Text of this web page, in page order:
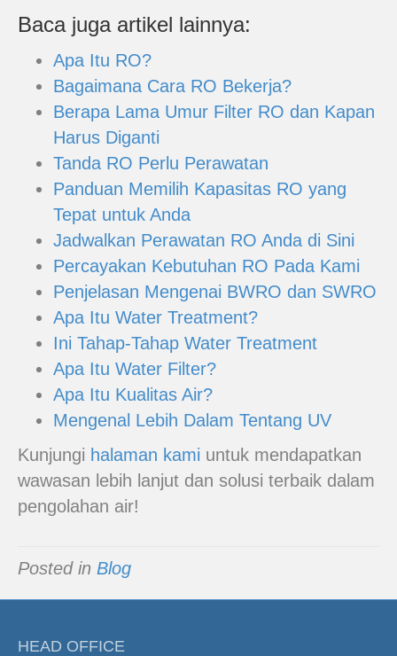
Baca juga artikel lainnya:
Apa Itu RO?
Bagaimana Cara RO Bekerja?
Berapa Lama Umur Filter RO dan Kapan
Harus Diganti
Tanda RO Perlu Perawatan
Panduan Memilih Kapasitas RO yang
Tepat untuk Anda
Jadwalkan Perawatan RO Anda di Sini
Percayakan Kebutuhan RO Pada Kami
Penjelasan Mengenai BWRO dan SWRO
Apa Itu Water Treatment?
Ini Tahap-Tahap Water Treatment
Apa Itu Water Filter?
Apa Itu Kualitas Air?
Mengenal Lebih Dalam Tentang UV
Kunjungi halaman kami untuk mendapatkan
wawasan lebih lanjut dan solusi terbaik dalam
pengolahan air!
Posted in Blog
HEAD OFFICE